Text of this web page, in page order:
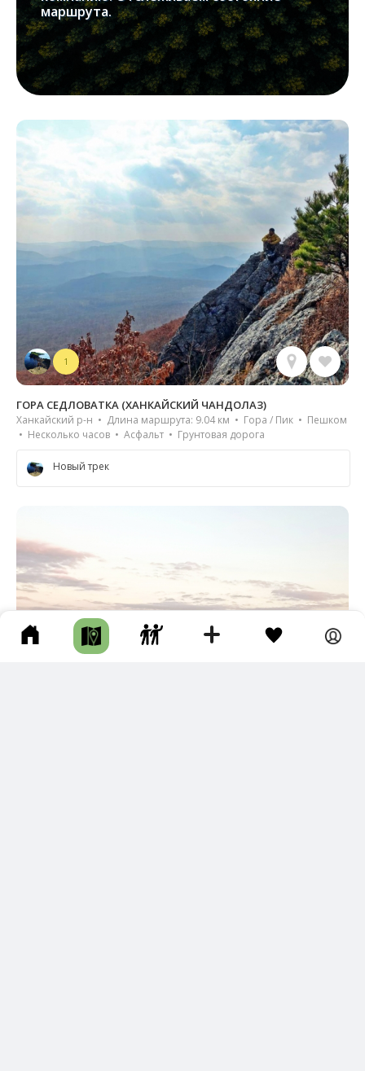
маршрута.
1
ГОРА СЕДЛОВАТКА (ХАНКАЙСКИЙ ЧАНДОЛАЗ)
Ханкайский р-н • Длина маршрута: 9.04 км • Гора / Пик • Пешком
• Несколько часов • Асфальт • Грунтовая дорога
Новый трек